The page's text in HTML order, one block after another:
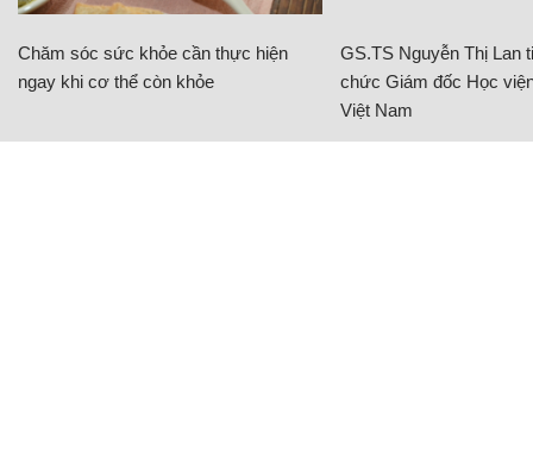
Chăm sóc sức khỏe cần thực hiện
ngay khi cơ thể còn khỏe
GS.TS Nguyễn Thị Lan
chức Giám đốc Học
Việt Nam